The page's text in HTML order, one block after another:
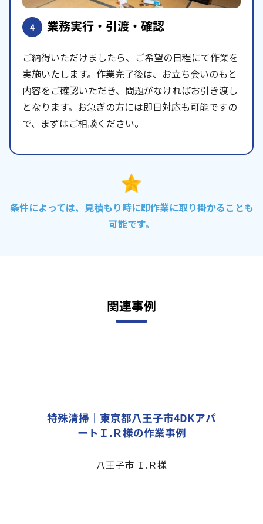
4 業務実行・引渡・確認
ご納得いただけましたら、ご希望の日程にて作業を
実施いたします。作業完了後は、お立ち会いのもと
内容をご確認いただき、問題がなければお引き渡し
となります。お急ぎの方には即日対応も可能ですの
で、まずはご相談ください。
条件によっては、見積もり時に即作業に取り掛かることも
可能です。
関連事例
特殊清掃｜東京都八王子市4DKアパ
ートＩ.Ｒ様の作業事例
八王子市 Ｉ.Ｒ様